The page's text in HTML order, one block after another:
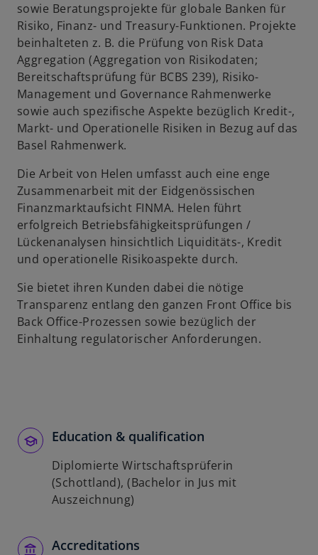
g
t
e
r
k
a
t
e
g
e
ö
f
n
e
t
sowie Beratungsprojekte für globale Banken für
Risiko, Finanz- und Treasury-Funktionen. Projekte
beinhalteten z. B. die Prüfung von Risk Data
Aggregation (Aggregation von Risikodaten;
Bereitschaftsprüfung für BCBS 239), Risiko-
Management und Governance Rahmenwerke
sowie auch spezifische Aspekte bezüglich Kredit-,
Markt- und Operationelle Risiken in Bezug auf das
Basel Rahmenwerk.
Die Arbeit von Helen umfasst auch eine enge
Zusammenarbeit mit der Eidgenössischen
Finanzmarktaufsicht FINMA. Helen führt
erfolgreich Betriebsfähigkeitsprüfungen /
Lückenanalysen hinsichtlich Liquiditäts-, Kredit
und operationelle Risikoaspekte durch.
Sie bietet ihren Kunden dabei die nötige
Transparenz entlang den ganzen Front Office bis
Back Office-Prozessen sowie bezüglich der
Einhaltung regulatorischer Anforderungen.
Education & qualification
Diplomierte Wirtschaftsprüferin
(Schottland), (Bachelor in Jus mit
Auszeichnung)
Accreditations